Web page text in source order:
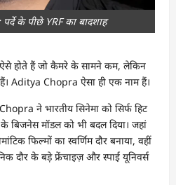
के पीछे YRF का बादशाह
होते हैं जो कैमरे के सामने कम, लेकिन
Aditya Chopra ऐसा ही एक नाम हैं।
ने भारतीय सिनेमा को सिर्फ हिट
बिजनेस मॉडल को भी बदल दिया। जहां
फिल्मों का स्वर्णिम दौर बनाया, वहीं
दौर के बड़े फ्रेंचाइज़ और स्पाई यूनिवर्स